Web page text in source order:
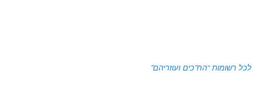
לכל רשומות “הח”כים ועוזריהם”